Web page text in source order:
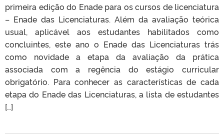
primeira edição do Enade para os cursos de licenciatura
– Enade das Licenciaturas. Além da avaliação teórica
usual, aplicável aos estudantes habilitados como
concluintes, este ano o Enade das Licenciaturas trás
como novidade a etapa da avaliação da prática
associada com a regência do estágio curricular
obrigatório. Para conhecer as características de cada
etapa do Enade das Licenciaturas, a lista de estudantes
[…]